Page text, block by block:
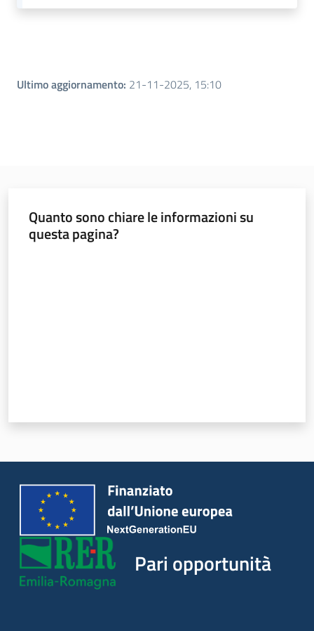
Ultimo aggiornamento: 21-11-2025, 15:10
Quanto sono chiare le informazioni su
questa pagina?
Pari opportunità